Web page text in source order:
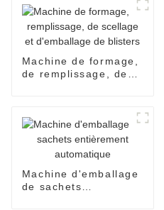
Machine de formage,
de remplissage, de
Machine d'emballage
de sachets